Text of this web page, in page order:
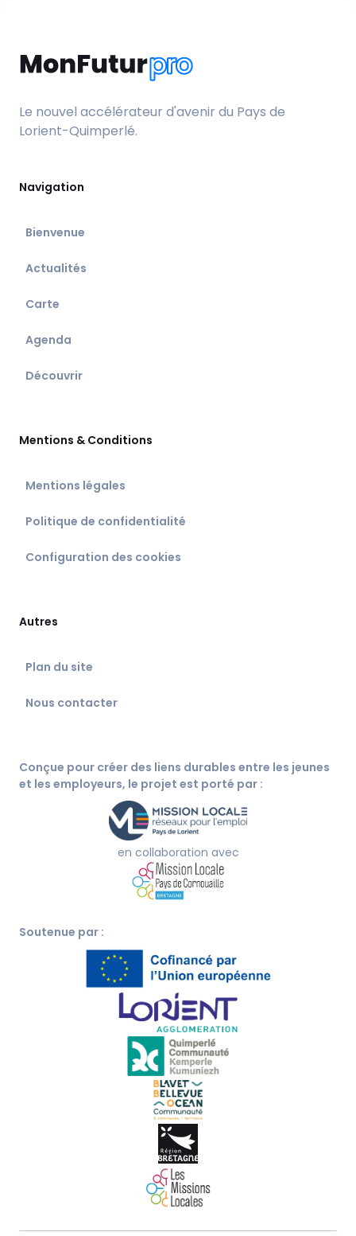
Le nouvel accélérateur d'avenir du Pays de
Lorient-Quimperlé.
Navigation
Bienvenue
Actualités
Carte
Agenda
Découvrir
Mentions & Conditions
Mentions légales
Politique de confidentialité
Configuration des cookies
Autres
Plan du site
Nous contacter
Conçue pour créer des liens durables entre les jeunes
et les employeurs, le projet est porté par :
en collaboration avec
Soutenue par :